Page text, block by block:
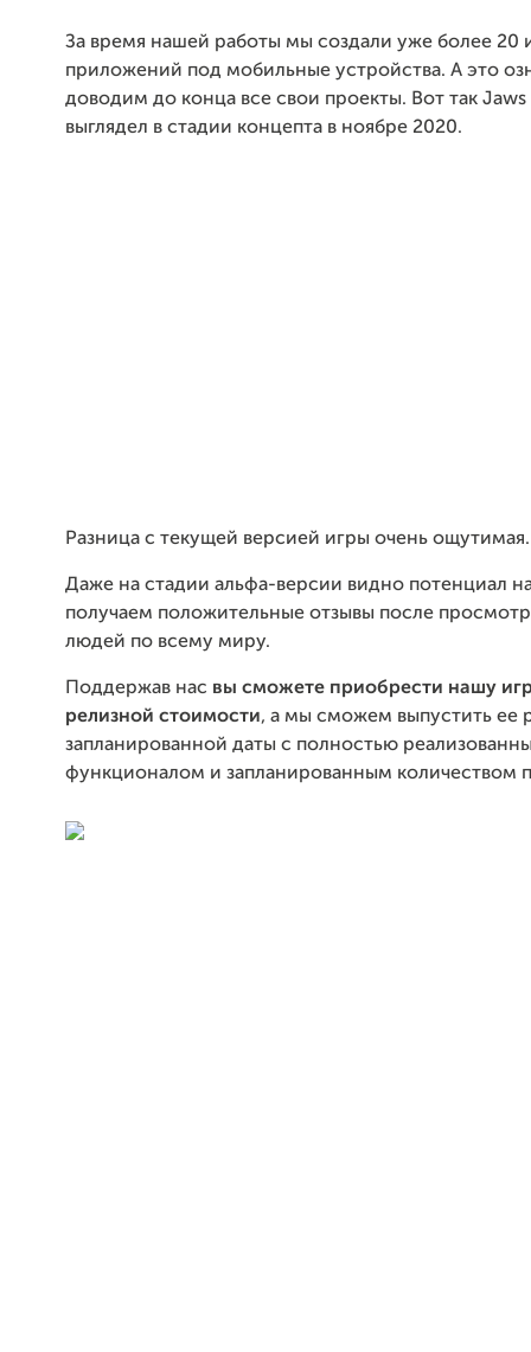
За время нашей работы мы создали уже более 20
приложений под мобильные устройства. А это
доводим до конца все свои проекты. Вот так Jaws
выглядел в стадии концепта в ноябре 2020.
Разница с текущей версией игры очень ощутимая.
Даже на стадии альфа-версии видно потенциал
получаем положительные отзывы после
людей по всему миру.
Поддержав нас вы сможете приобрести нашу
релизной стоимости, а мы сможем выпустить ее
запланированной даты с полностью
функционалом и запланированным количеством